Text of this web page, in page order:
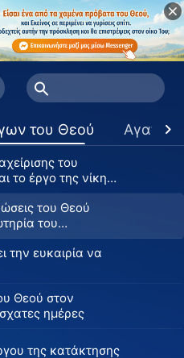
του Θεού
που δεν δέχονται
Αγίου Πνεύματος
του Θεού;
ακόλουθοι του Θεού
σταθεροί
ανθρώπου στον
του
το έργο της νίκης
του Θεού
του
την ευκαιρία να
Θεού στον
ημέρες
της κατάκτησης